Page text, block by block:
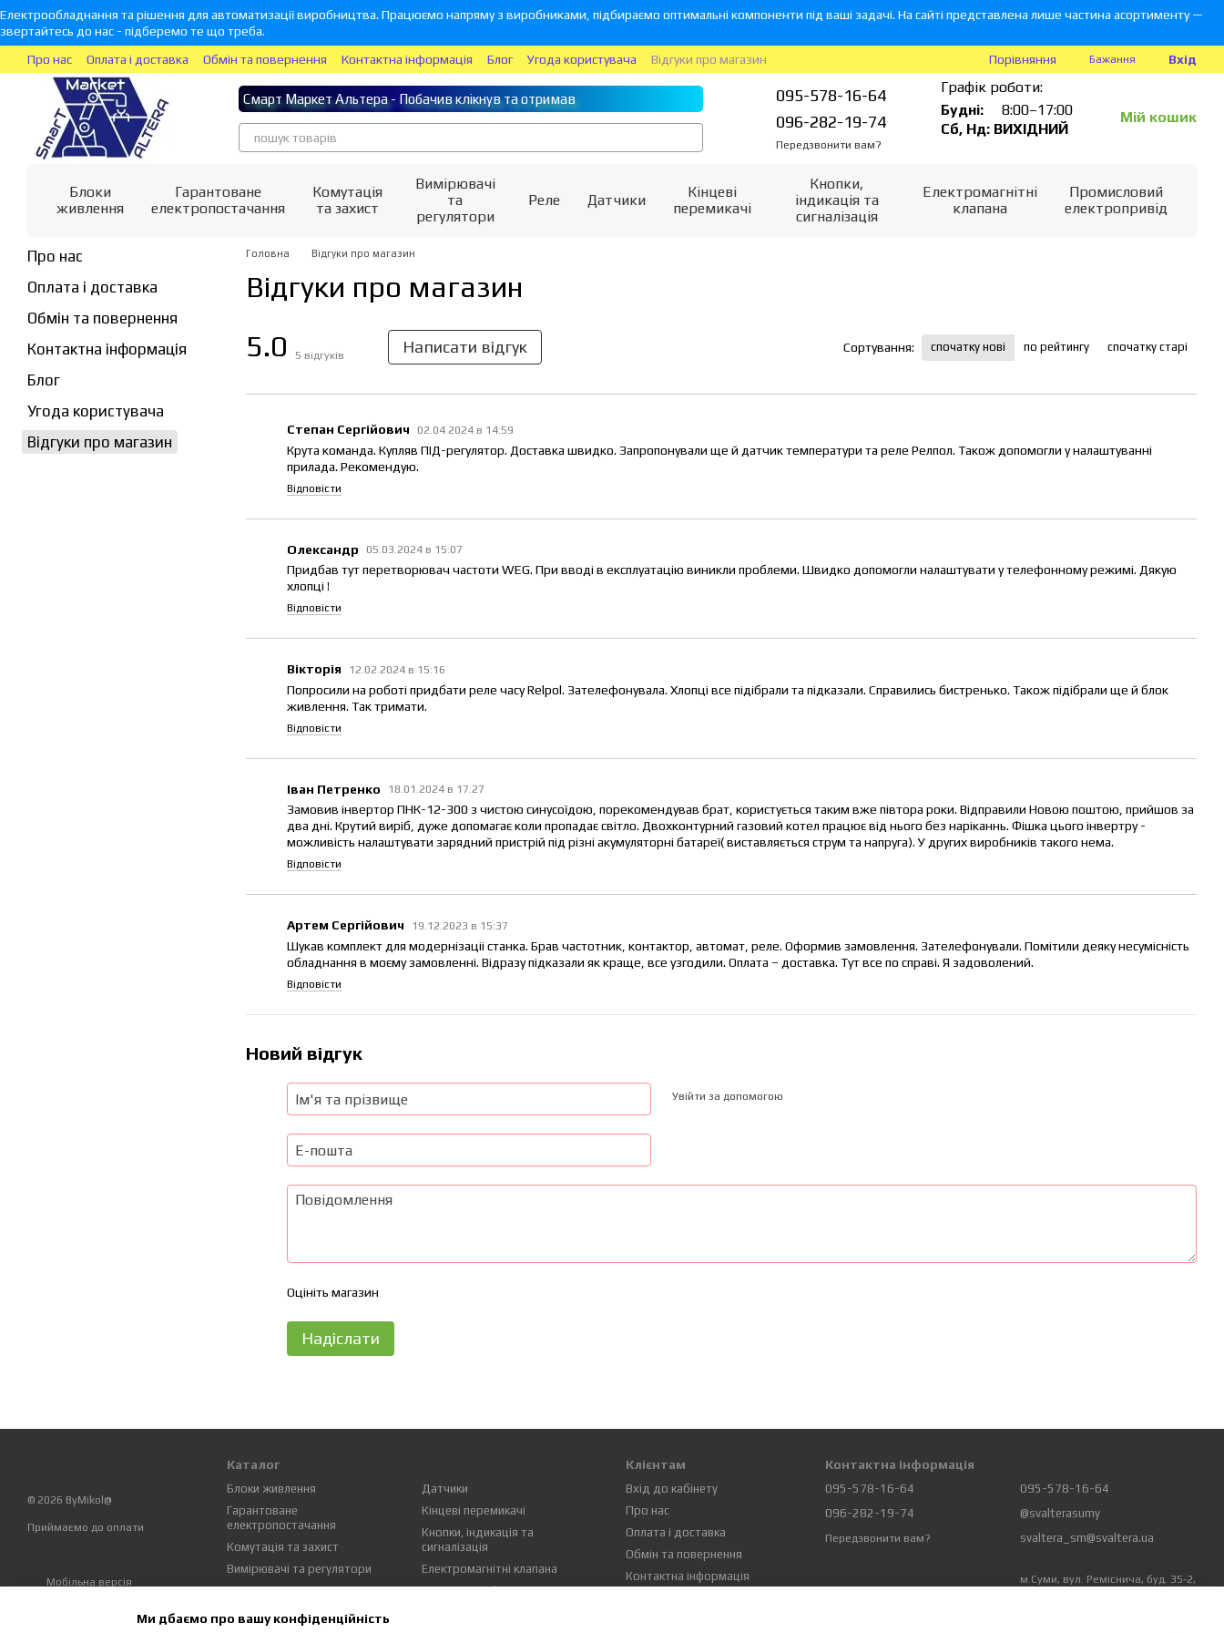
Перейти до основного контенту
Електрообладнання та рішення для автоматизації виробництва. Працюємо напряму з виробниками, підбираємо оптимальні компоненти під ваші задачі. На сайті представлена лише частина асортименту —
звертайтесь до нас - підберемо те що треба.
Про нас
Оплата і доставка Обмін та повернення Контактна інформація Блог Угода користувача Відгуки про магазин Порівняння Бажання Вхід
Смарт Маркет Альтера - Побачив клікнув та отримав
095-578-16-64
096-282-19-74
Передзвонити вам?
Графік роботи:
Будні:
8:00–17:00
Сб, Нд: ВИХІДНИЙ
Мій кошик
Блоки
живлення
Гарантоване
електропостачання
Комутація
та захист
Вимірювачі
та
регулятори
Реле Датчики
Кінцеві
перемикачі
Кнопки,
індикація та
сигналізація
Електромагнітні
клапана
Промисловий
електропривід
Головна Відгуки про магазин
Відгуки про магазин
5.0
5 відгуків Написати відгук Сортування: спочатку нові по рейтингу спочатку старі
Степан Сергійович 02.04.2024 в 14:59
Крута команда. Купляв ПІД-регулятор. Доставка швидко. Запропонували ще й датчик температури та реле Релпол. Також допомогли у налаштуванні
прилада. Рекомендую.
Відповісти
Олександр 05.03.2024 в 15:07
Придбав тут перетворювач частоти WEG. При вводі в експлуатацію виникли проблеми. Швидко допомогли налаштувати у телефонному режимі. Дякую
хлопці !
Відповісти
Вікторія 12.02.2024 в 15:16
Попросили на роботі придбати реле часу Relpol. Зателефонувала. Хлопці все підібрали та підказали. Справились бистренько. Також підібрали ще й блок
живлення. Так тримати.
Відповісти
Іван Петренко 18.01.2024 в 17:27
Замовив інвертор ПНК-12-300 з чистою синусоїдою, порекомендував брат, користується таким вже півтора роки. Відправили Новою поштою, прийшов за
два дні. Крутий виріб, дуже допомагає коли пропадає світло. Двохконтурний газовий котел працює від нього без наріканнь. Фішка цього інвертру -
можливість налаштувати зарядний пристрій під різні акумуляторні батареї( виставляється струм та напруга). У других виробників такого нема.
Відповісти
Артем Сергійович 19.12.2023 в 15:37
Шукав комплект для модернізаціі станка. Брав частотник, контактор, автомат, реле. Оформив замовлення. Зателефонували. Помітили деяку несумісність
обладнання в моєму замовленні. Відразу підказали як краще, все узгодили. Оплата – доставка. Тут все по справі. Я задоволений.
Відповісти
Новий відгук
Увійти за допомогою
Оцініть магазин
Надіслати
Про нас
Оплата і доставка
Обмін та повернення
Контактна інформація
Блог
Угода користувача
Відгуки про магазин
© 2026 ByMikol@
Приймаємо до оплати
Мобільна версія
Каталог
Блоки живлення
Гарантоване
електропостачання
Комутація та захист
Вимірювачі та регулятори
Реле
Датчики
Кінцеві перемикачі
Кнопки, індикація та
сигналізація
Електромагнітні клапана
Промисловий електропривід
Клієнтам
Вхід до кабінету
Про нас
Оплата і доставка
Обмін та повернення
Контактна інформація
Контактна інформація
095-578-16-64
096-282-19-74
Передзвонити вам?
095-578-16-64
@svalterasumy
svaltera_sm@svaltera.ua
м.Суми, вул. Реміснича, буд. 35-2,
Ми дбаємо про вашу конфіденційність